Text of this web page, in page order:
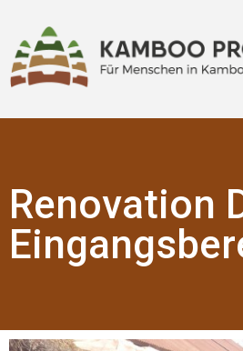
Renovation